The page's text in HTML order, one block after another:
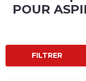
POUR
FILTRER